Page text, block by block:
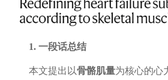
1. 一段话总结
本文提出以骨骼肌量为核心的心